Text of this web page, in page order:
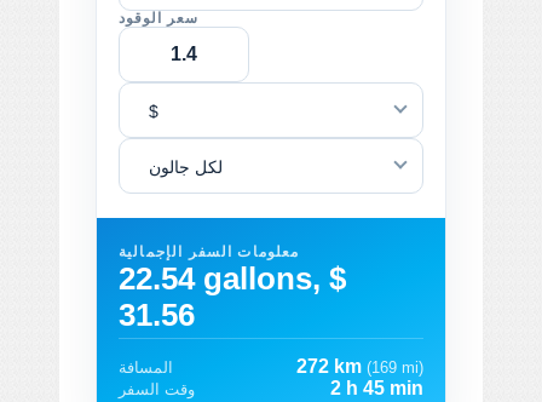
سعر الوقود
$
لكل جالون
معلومات السفر الإجمالية
22.54 gallons, $
31.56
المسافة 272 km (169 mi)
وقت السفر
2 h 45 min